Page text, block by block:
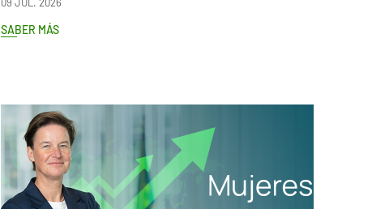
SABER MÁS